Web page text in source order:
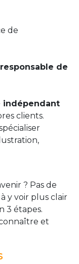
de
responsable de
indépendant
clients.
? Pas de
y voir plus clair
3 étapes.
et